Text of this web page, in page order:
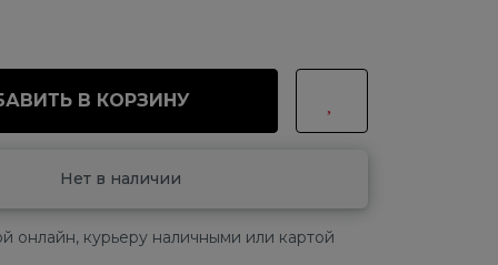
В КОРЗИНУ
Нет в наличии
онлайн, курьеру наличными или картой